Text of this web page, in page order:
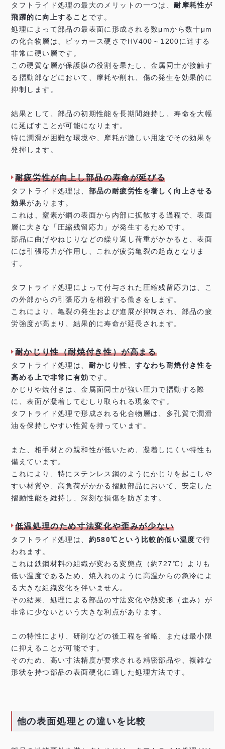
タフトライド処理の最大のメリットの一つは、耐摩耗性が
飛躍的に向上すること です。
処理によって部品の最表面に形成される数μmから数十μm
の化合物層は、ビッカース硬さでHV400～1200に達する
非常に硬い層です。
この硬質な層が保護膜の役割を果たし、金属同士が接触す
る摺動部などにおいて、摩耗や削れ、傷の発生を効果的に
抑制します。
結果として、部品の初期性能を長期間維持し、寿命を大幅
に延ばすことが可能になります。
特に潤滑が困難な環境や、摩耗が激しい用途でその効果を
発揮します。
耐疲労性が向上し部品の寿命が延びる
タフトライド処理は、 部品の耐疲労性を著しく向上させる
効果があります。
これは、窒素が鋼の表面から内部に拡散する過程で、表面
層に大きな「圧縮残留応力」が発生するためです。
部品に曲げやねじりなどの繰り返し荷重がかかると、表面
には引張応力が作用し、これが疲労亀裂の起点となりま
す。
タフトライド処理によって付与された圧縮残留応力は、こ
の外部からの引張応力を相殺する働きをします。
これにより、亀裂の発生および進展が抑制され、部品の疲
労強度が高まり、結果的に寿命が延長されます。
耐かじり性（耐焼付き性）が高まる
タフトライド処理は、 耐かじり性、すなわち耐焼付き性を
高める上で非常に有効です。
かじりや焼付きは、金属面同士が強い圧力で摺動する際
に、表面が凝着してむしり取られる現象です。
タフトライド処理で形成される化合物層は、多孔質で潤滑
油を保持しやすい性質を持っています。
また、相手材との親和性が低いため、凝着しにくい特性も
備えています。
これにより、特にステンレス鋼のようにかじりを起こしや
すい材質や、高負荷がかかる摺動部品において、安定した
摺動性能を維持し、深刻な損傷を防ぎます。
低温処理のため寸法変化や歪みが少ない
タフトライド処理は、 約580℃という比較的低い温度で行
われます。
これは鉄鋼材料の組織が変わる変態点（約727℃）よりも
低い温度であるため、焼入れのように高温からの急冷によ
る大きな組織変化を伴いません。
その結果、処理による部品の寸法変化や熱変形（歪み）が
非常に少ないという大きな利点があります。
この特性により、研削などの後工程を省略、または最小限
に抑えることが可能です。
そのため、高い寸法精度が要求される精密部品や、複雑な
形状を持つ部品の表面硬化に適した処理方法です。
他の表面処理との違いを比較